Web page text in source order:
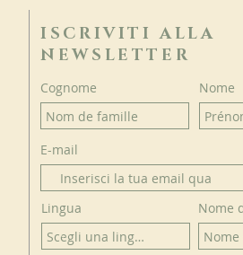
ISCRIVITI ALLA
NEWSLETTER
Cognome Nome
E-mail
Lingua Nome